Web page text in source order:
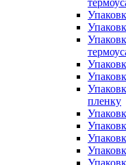
пленку